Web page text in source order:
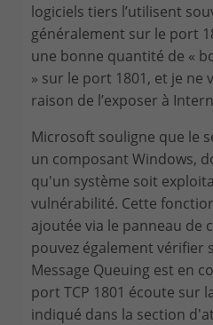
logiciels tiers l’utilisent
généralement sur le port
une bonne quantité de «
» sur le port 1801, et je ne
raison de l’exposer à
Microsoft souligne que le
un composant Windows,
qu'un système soit
vulnérabilité. Cette
ajoutée via le panneau de
pouvez également vérifier
Message Queuing est en
port TCP 1801 écoute sur
indiqué dans la section